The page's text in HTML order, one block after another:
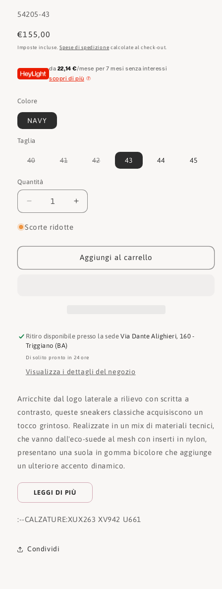
SKU:
54205-43
Prezzo
di
€155,00
Imposte incluse. Spese di spedizione calcolate al check-out.
da 22,14 €/mese per 7 mesi senza interessi
scopri di più
Colore
NAVY
Taglia
40Variante
non
41Variante
42Variante
esaurita
43 44 45
Quantità
Quantità
Diminuisci
quantità
per
Exchange
XUX263
Aumenta
quantità
Exchange
Sneakers
XUX263
Scorte ridotte
Aggiungi al carrello
Ritiro disponibile presso la sedeVia Dante Alighieri, 160 -
Triggiano (BA)
Di solito pronto in 24 ore
Visualizza i dettagli del negozio
Arricchite dal logo laterale a rilievo con scritta a
contrasto, queste sneakers classiche acquisiscono un
tocco grintoso. Realizzate in un mix di materiali tecnici,
che vanno dall'eco-suede al mesh con inserti in nylon,
presentano una suola in gomma bicolore che aggiunge
un ulteriore accento dinamico.
LEGGI DI PIÙ
:--CALZATURE:XUX263 XV942 U661
Condividi